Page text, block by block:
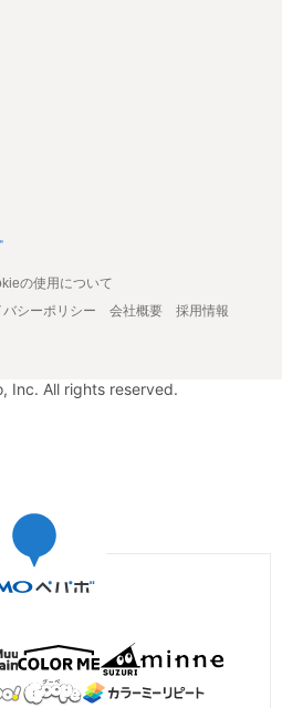
の使用について
バシーポリシー 会社概要
採用情報
Inc. All rights reserved.